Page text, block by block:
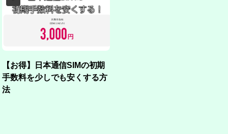
【お得】日本通信SIMの初期
手数料を少しでも安くする方
法